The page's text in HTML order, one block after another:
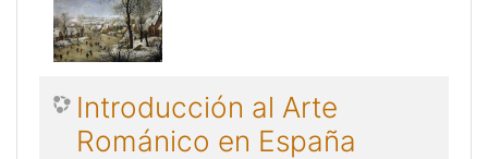
Introducción al Arte
Románico en España